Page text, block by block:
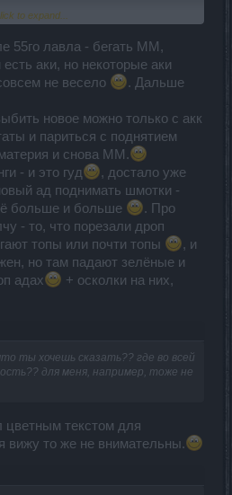
и всё не посмотрю сам, я
to expand...
55го лавла - бегать ММ,
есть аки, но некоторые аки
не весело
. Дальше
новое можно только с акк
и париться с поднятием
и снова ММ.
- и это гуд
, достало уже
ад поднимать шмотки -
больше и больше
. Про
- то, что порезали дроп
топы или почти топы
, и
но там падают зелёные и
адах
+ осколки на них,
ты хочешь сказать?? где во всей
для меня, например, тоже не
текстом для
вижу то же не внимательны.